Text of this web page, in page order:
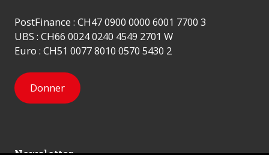
PostFinance : CH47 0900 0000 6001 7700 3
UBS : CH66 0024 0240 4549 2701 W
Euro : CH51 0077 8010 0570 5430 2
Donner